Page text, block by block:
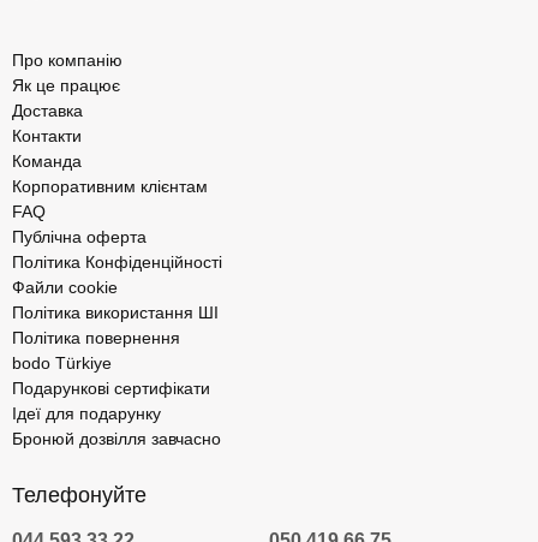
Про компанію
Як це працює
Доставка
Контакти
Команда
Корпоративним клієнтам
FAQ
Публічна оферта
Політика Конфіденційності
Файли cookie
Політика використання ШІ
Політика повернення
bodo Türkiye
Подарункові сертифікати
Ідеї для подарунку
Бронюй дозвілля завчасно
Телефонуйте